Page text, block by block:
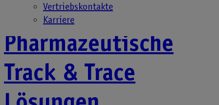
Vertriebskontakte
Karriere
Pharmazeutische
Track & Trace